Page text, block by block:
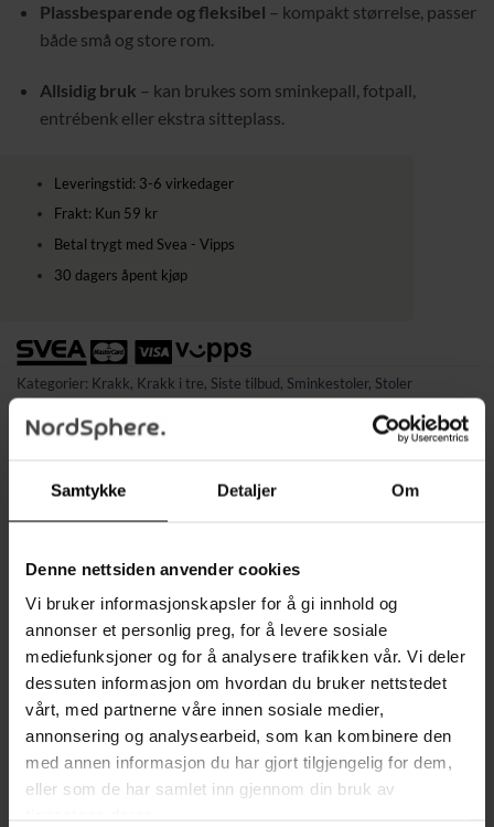
Samtykke Detaljer Om
Denne nettsiden anvender cookies
Vi bruker informasjonskapsler for å gi innhold og
annonser et personlig preg, for å levere sosiale
mediefunksjoner og for å analysere trafikken vår. Vi deler
dessuten informasjon om hvordan du bruker nettstedet
vårt, med partnerne våre innen sosiale medier,
annonsering og analysearbeid, som kan kombinere den
med annen informasjon du har gjort tilgjengelig for dem,
eller som de har samlet inn gjennom din bruk av
Plassbesparende og fleksibel – kompakt størrelse, passer
både små og store rom.
Allsidig bruk – kan brukes som sminkepall, fotpall,
entrébenk eller ekstra sitteplass.
Leveringstid: 3-6 virkedager
Frakt: Kun 59 kr
Betal trygt med Svea - Vipps
30 dagers åpent kjøp
Kategorier: Krakk, Krakk i tre, Siste tilbud, Sminkestoler, Stoler
Gi hjemmet ditt en smart og elegant løsning med denne
pallen i sort kunstlær – både en komfortabel sitteplass og en
diskret oppbevaringsboks i ett. Pallen passer like godt i
gangen for å gjemme bort sko og luer, som sminkepall på
soverommet, eller som fotstøtte i stuen for maksimal
avslapning. Det stilrene designet smelter inn i de fleste hjem
– fra moderne til klassisk eller industriell stil.